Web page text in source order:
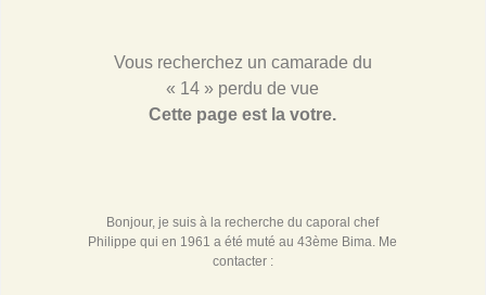
Vous recherchez un camarade du
« 14 » perdu de vue
Cette page est la votre.
Bonjour, je suis à la recherche du caporal chef
Philippe qui en 1961 a été muté au 43ème Bima. Me
contacter :